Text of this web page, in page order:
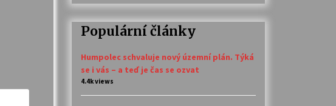
Populární články
Humpolec schvaluje nový územní plán. Týká
se i vás – a teď je čas se ozvat
4.4k views